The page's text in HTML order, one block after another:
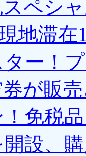
ペシ
地滞
ー！
券が販
免税
設、